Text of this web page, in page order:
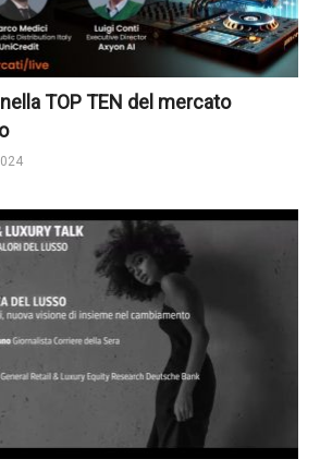
TOP TEN del mercato